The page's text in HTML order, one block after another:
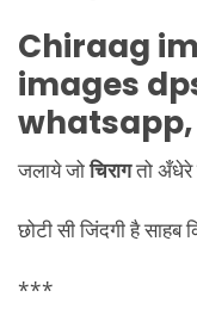
Chiraag
images
whatsapp,
जलाये जोचिरागतो अँधेरे
छोटी सी जिंदगी है
***